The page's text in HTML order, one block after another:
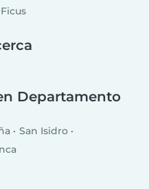
Departamento
San Isidro